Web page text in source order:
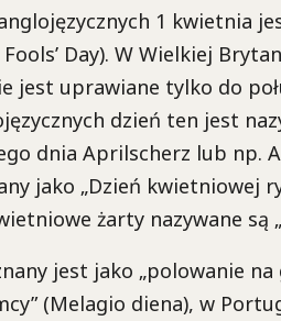
1 kwietnia
Day). W Wielkiej
jest uprawiane tylko do
dzień ten jest
dnia Aprilscherz lub np.
jako „Dzień kwietniowej
żarty nazywane są
jest jako „polowanie
(Melagio diena), w